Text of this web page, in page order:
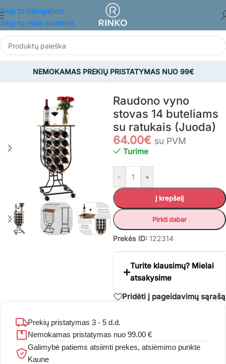
Skip to navigation
Skip to main content
NEMOKAMAS PREKIŲ PRISTATYMAS NUO 99€
BALDAI/Virtuvės ir valgomojo baldai/ Vyno lentynos
Raudono vyno
stovas 14 buteliams
su ratukais (Juoda)
64.00€ su PVM
Turime
- +
Į krepšelį
Pirkti dabar
Prekės ID: 122314
Turite klausimų? Mielai
atsakysime
Pridėti į pageidavimų sąrašą
Prekių pristatymas 3 - 5 d.d.
Nemokamas pristatymas nuo 99.00 €
Galimybė patiems atsiimti prekes, atsiėmimo punkte
Kaune